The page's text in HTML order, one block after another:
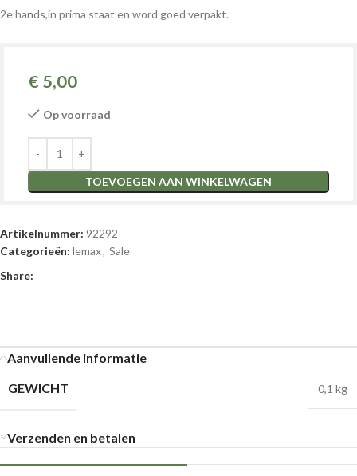
2e hands,in prima staat en word goed verpakt.
€ 5,00
Op voorraad
TOEVOEGEN AAN WINKELWAGEN
Artikelnummer: 92292
Categorieën: lemax, Sale
Share:
Aanvullende informatie
GEWICHT
0,1 kg
Verzenden en betalen